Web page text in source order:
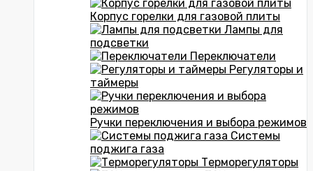
Корпус горелки для газовой плиты
Лампы для
подсветки
Переключатели
Регуляторы и
таймеры
Ручки переключения и выбора режимов
Системы
поджига газа
Терморегуляторы